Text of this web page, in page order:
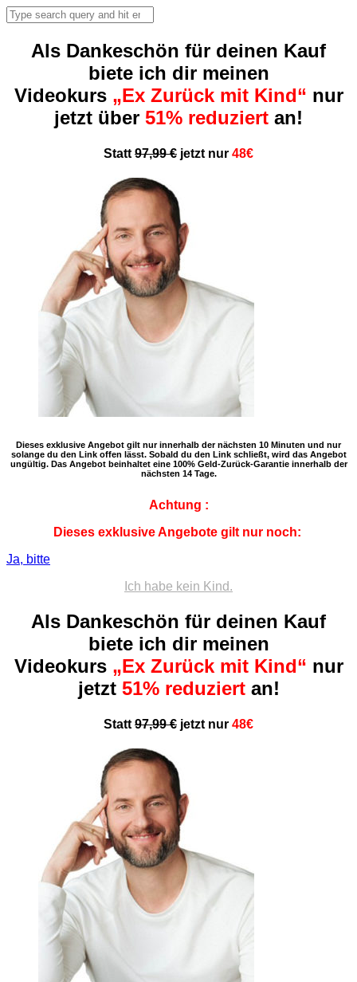
Als Dankeschön für deinen Kauf
biete ich dir meinen
Videokurs „Ex Zurück mit Kind“ nur
jetzt über 51% reduziert an!
Statt 97,99 € jetzt nur 48€
Dieses exklusive Angebot gilt nur innerhalb der nächsten 10 Minuten und nur
solange du den Link offen lässt. Sobald du den Link schließt, wird das Angebot
ungültig. Das Angebot beinhaltet eine 100% Geld-Zurück-Garantie innerhalb der
nächsten 14 Tage.
Achtung :
Dieses exklusive Angebote gilt nur noch:
Ja, bitte
Ich habe kein Kind.
Als Dankeschön für deinen Kauf
biete ich dir meinen
Videokurs „Ex Zurück mit Kind“ nur
jetzt 51% reduziertan!
Statt 97,99 € jetzt nur 48€